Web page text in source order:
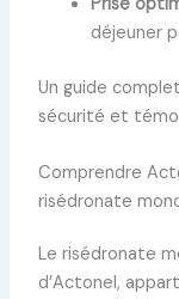
déjeuner
Un guide
sécurité et
Comprendre
risédronate
Le risédronate
d’Actonel,